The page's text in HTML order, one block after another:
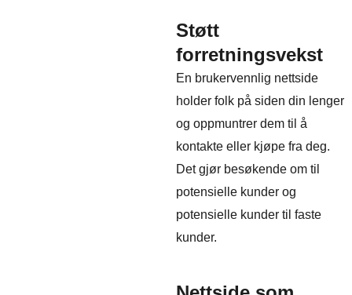
Støtt
forretningsvekst
En brukervennlig nettside
holder folk på siden din lenger
og oppmuntrer dem til å
kontakte eller kjøpe fra deg.
Det gjør besøkende om til
potensielle kunder og
potensielle kunder til faste
kunder.